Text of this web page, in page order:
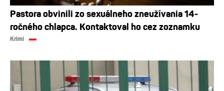
Pastora obvinili zo sexuálneho zneužívania 14-
ročného chlapca. Kontaktoval ho cez zoznamku
Krimi